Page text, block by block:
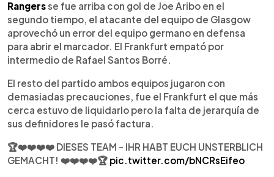
Rangersse fue arriba con gol de Joe Aribo en el
segundo tiempo, el atacante del equipo de Glasgow
aprovechó un error del equipo germano en defensa
para abrir el marcador. El Frankfurt empató por
intermedio de Rafael Santos Borré.
El resto del partido ambos equipos jugaron con
demasiadas precauciones, fue el Frankfurt el que más
cerca estuvo de liquidarlo pero la falta de jerarquía de
sus definidores le pasó factura.
🏆❤️❤️❤️❤️ DIESES TEAM - IHR HABT EUCH UNSTERBLICH
GEMACHT! ❤️❤️❤️❤️🏆 pic.twitter.com/bNCRsEifeo